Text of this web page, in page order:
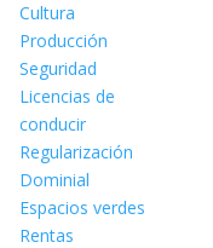
Cultura
Producción
Seguridad
Licencias de
conducir
Regularización
Dominial
Espacios verdes
Rentas